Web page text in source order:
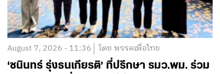
August 7, 2026 - 11:36 โดย พรรคเพื่อไทย
‘ชนินทร์ รุ่งธนเกียรติ’ ที่ปรึกษา รมว.พม. ร่วม